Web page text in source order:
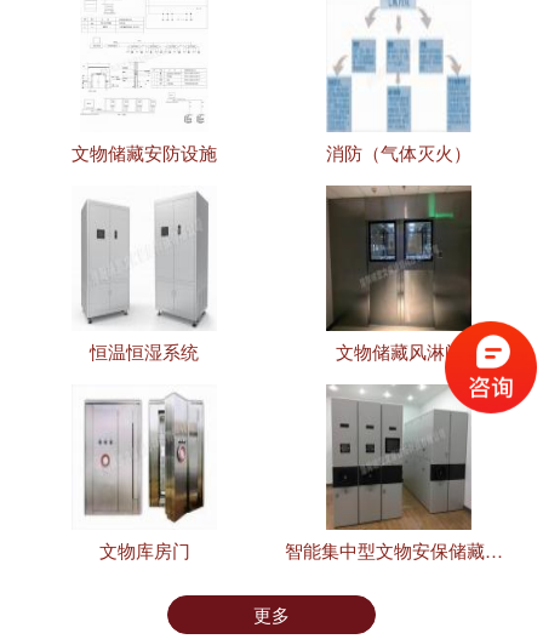
文物储藏安防设施 消防（气体灭火）
恒温恒湿系统 文物储藏风淋间
文物库房门 智能集中型文物安保储藏设施
更多